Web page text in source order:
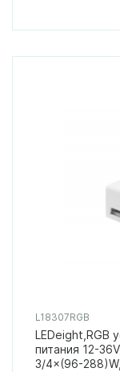
L18307RGB
LEDeight,RGB
питания 12-
3/4×(96-